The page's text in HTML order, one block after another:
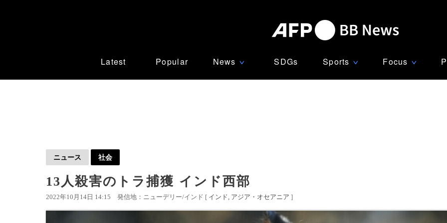
Latest Popular News ∨ SDGs Sports ∨ Focus ∨
ニュース 社会
13人殺害のトラ捕獲 インド西部
2022年10月14日 14:15 発信地：ニューデリー/インド [ インド アジア・オセアニア ]